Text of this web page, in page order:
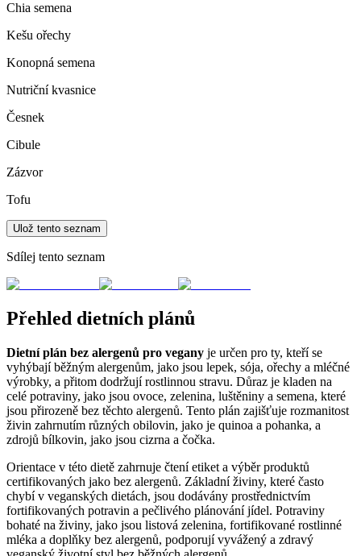
Chia semena
Kešu ořechy
Konopná semena
Nutriční kvasnice
Česnek
Cibule
Zázvor
Tofu
Ulož tento seznam
Sdílej tento seznam
Přehled dietních plánů
Dietní plán bez alergenů pro vegany je určen pro ty, kteří se
vyhýbají běžným alergenům, jako jsou lepek, sója, ořechy a mléčné
výrobky, a přitom dodržují rostlinnou stravu. Důraz je kladen na
celé potraviny, jako jsou ovoce, zelenina, luštěniny a semena, které
jsou přirozeně bez těchto alergenů. Tento plán zajišťuje rozmanitost
živin zahrnutím různých obilovin, jako je quinoa a pohanka, a
zdrojů bílkovin, jako jsou cizrna a čočka.
Orientace v této dietě zahrnuje čtení etiket a výběr produktů
certifikovaných jako bez alergenů. Základní živiny, které často
chybí v veganských dietách, jsou dodávány prostřednictvím
fortifikovaných potravin a pečlivého plánování jídel. Potraviny
bohaté na živiny, jako jsou listová zelenina, fortifikované rostlinné
mléka a doplňky bez alergenů, podporují vyvážený a zdravý